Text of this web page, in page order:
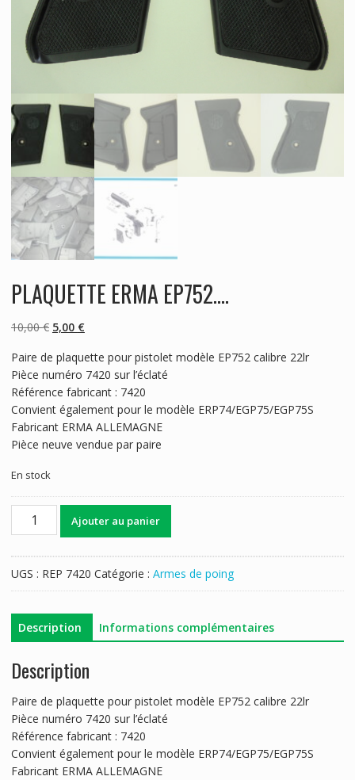
PLAQUETTE ERMA EP752….
10,00€ Le
initial
était :
10,00 €.
5,00 €Le
actuel
est :
5,00 €.
Paire de plaquette pour pistolet modèle EP752 calibre 22lr
Pièce numéro 7420 sur l’éclaté
Référence fabricant : 7420
Convient également pour le modèle ERP74/EGP75/EGP75S
Fabricant ERMA ALLEMAGNE
Pièce neuve vendue par paire
En stock
quantité
EP752....
Ajouter au panier
UGS : REP 7420 Catégorie : Armes de poing
Description Informations complémentaires
Description
Paire de plaquette pour pistolet modèle EP752 calibre 22lr
Pièce numéro 7420 sur l’éclaté
Référence fabricant : 7420
Convient également pour le modèle ERP74/EGP75/EGP75S
Fabricant ERMA ALLEMAGNE